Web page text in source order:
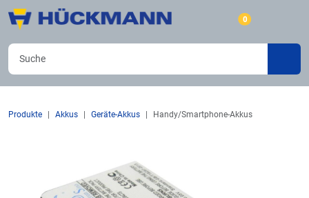
0
Produkte Akkus Geräte-Akkus Handy/Smartphone-Akkus